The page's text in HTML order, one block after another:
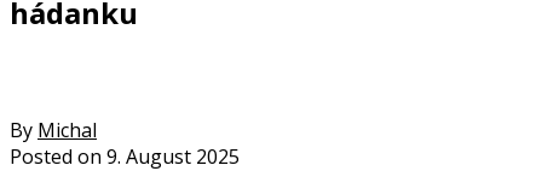
hádanku
By Michal
Posted on 9. August 2025